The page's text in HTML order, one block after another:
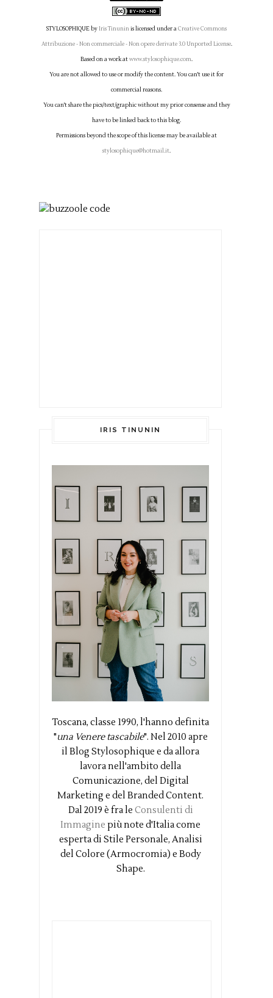
STYLOSOPHIQUE byIris Tinuninis licensed under aCreative Commons
Attribuzione - Non commerciale - Non opere derivate 3.0 Unported License.
Based on a work atwww.stylosophique.com.
You are not allowed to use or modify the content. You can't use it for
commercial reasons.
You can't share the pics/text/graphic without my prior consense and they
have to be linked back to this blog.
Permissions beyond the scope of this license may be available at
stylosophique@hotmail.it.
IRIS TINUNIN
Toscana, classe 1990, l'hanno definita
"una Venere tascabile". Nel 2010 apre
il Blog Stylosophique e da allora
lavora nell'ambito della
Comunicazione, del Digital
Marketing e del Branded Content.
Dal 2019 è fra le Consulenti di
Immagine più note d'Italia come
esperta di Stile Personale, Analisi
del Colore (Armocromia) e Body
Shape.